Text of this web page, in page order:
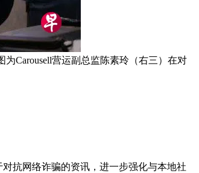
Carousell营运副总监陈素玲（右三）在对
抗网络诈骗的资讯，进一步强化与本地社